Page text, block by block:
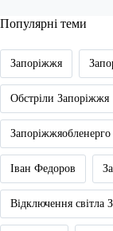
Популярні теми
Запоріжжя
Обстріли Запоріжжя
Запоріжжяобленерго
Іван Федоров
Відключення світла